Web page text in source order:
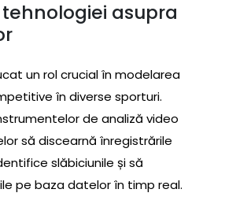
asupra
un rol crucial în modelarea
în diverse sporturi.
de analiză video
să discearnă înregistrările
slăbiciunile și să
pe baza datelor în timp real.